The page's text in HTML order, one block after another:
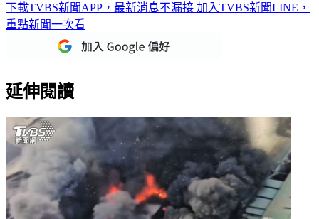
下載TVBS新聞APP，最新消息不漏接 加入TVBS新聞LINE，
重點新聞一次看
延伸閱讀